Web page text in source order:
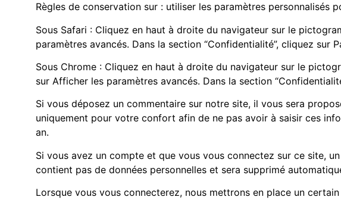
Règles de conservation sur : utiliser les paramètres personnalisés
Sous Safari : Cliquez en haut à droite du navigateur sur le
paramètres avancés. Dans la section “Confidentialité”, cliquez sur
Sous Chrome : Cliquez en haut à droite du navigateur sur le
sur Afficher les paramètres avancés. Dans la section
Si vous déposez un commentaire sur notre site, il vous sera
uniquement pour votre confort afin de ne pas avoir à saisir ces
an.
Si vous avez un compte et que vous vous connectez sur ce site,
contient pas de données personnelles et sera supprimé
Lorsque vous vous connecterez, nous mettrons en place un